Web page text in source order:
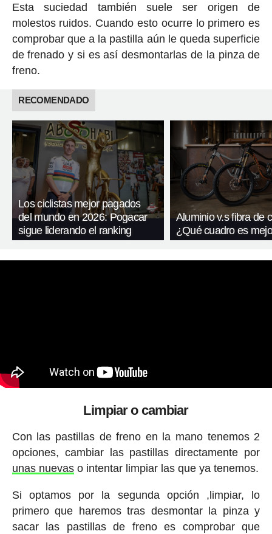
Esta suciedad también suele ser origen de
molestos ruidos. Cuando esto ocurre lo primero es
comprobar que a la pastilla aún le queda superficie
de frenado y si es así desmontarlas de la pinza de
freno.
RECOMENDADO
Los ciclistas mejor pagados
del mundo en 2026: Pogacar
sigue liderando el ranking
Aluminio v.s fibra de
¿Qué cuadro es
Limpiar o cambiar
Con las pastillas de freno en la mano tenemos 2
opciones, cambiar las pastillas directamente por
unas nuevaso intentar limpiar las que ya tenemos.
Si optamos por la segunda opción ,limpiar, lo
primero que haremos tras desmontar la pinza y
sacar las pastillas de freno es comprobar que